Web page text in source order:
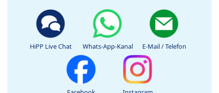
HiPP Live Chat Whats-App-Kanal E-Mail / Telefon